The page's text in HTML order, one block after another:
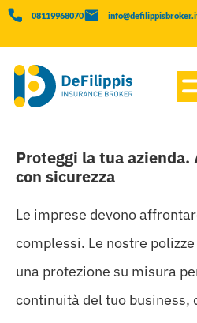
08119968070
Proteggi la tua
con sicurezza
Le imprese devono
complessi. Le nostre
una protezione su misura
continuità del tuo business,